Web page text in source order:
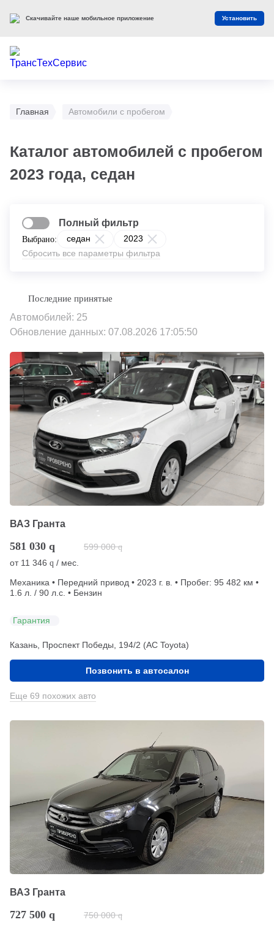
Главная Автомобили с пробегом
Каталог автомобилей с пробегом
2023 года, седан
Выбрано: седан
2023
Сбросить все параметры фильтра
Полный фильтр
Автомобилей: 25
Обновление данных: 07.08.2026 17:05:50
ВАЗ Гранта
581 030 q 599 000 q
от 11 346 q / мес.
Механика • Передний привод • 2023 г. в. • Пробег: 95 482 км •
1.6 л. / 90 л.с. • Бензин
Гарантия
Казань, Проспект Победы, 194/2 (АС Toyota)
Позвонить в автосалон
Еще 69 похожих авто
ВАЗ Гранта
727 500 q 750 000 q
Скачивайте наше мобильное приложение Установить